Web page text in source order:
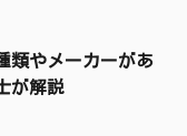
類やメーカーがあ
が解説